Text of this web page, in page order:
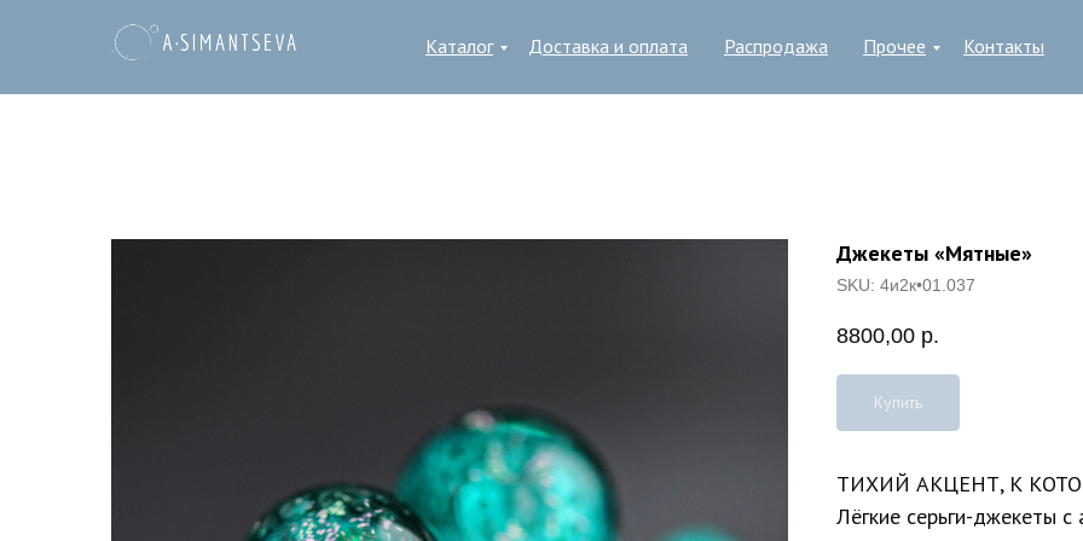
Каталог Контакты
Доставка и оплата Прочее
Распродажа
Джекеты «Мятные»
SKU: 4и2к•01.037
8800,00 р.
Купить
ТИХИЙ АКЦЕНТ, К
Лёгкие серьги-джекеты